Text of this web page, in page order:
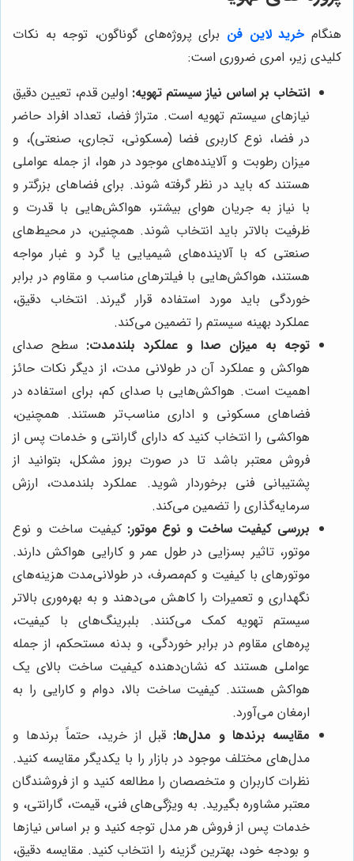
هنگام خرید لاین فن برای پروژه‌های گوناگون، توجه به نکات
کلیدی زیر، امری ضروری است:
انتخاب بر اساس نیاز سیستم تهویه: اولین قدم، تعیین دقیق
نیازهای سیستم تهویه است. متراژ فضا، تعداد افراد حاضر
در فضا، نوع کاربری فضا (مسکونی، تجاری، صنعتی)، و
میزان رطوبت و آلاینده‌های موجود در هوا، از جمله عواملی
هستند که باید در نظر گرفته شوند. برای فضاهای بزرگتر و
با نیاز به جریان هوای بیشتر، هواکش‌هایی با قدرت و
ظرفیت بالاتر باید انتخاب شوند. همچنین، در محیط‌های
صنعتی که با آلاینده‌های شیمیایی یا گرد و غبار مواجه
هستند، هواکش‌هایی با فیلترهای مناسب و مقاوم در برابر
خوردگی باید مورد استفاده قرار گیرند. انتخاب دقیق،
عملکرد بهینه سیستم را تضمین می‌کند.
توجه به میزان صدا و عملکرد بلندمدت: سطح صدای
هواکش و عملکرد آن در طولانی مدت، از دیگر نکات حائز
اهمیت است. هواکش‌هایی با صدای کم، برای استفاده در
فضاهای مسکونی و اداری مناسب‌تر هستند. همچنین،
هواکشی را انتخاب کنید که دارای گارانتی و خدمات پس از
فروش معتبر باشد تا در صورت بروز مشکل، بتوانید از
پشتیبانی فنی برخوردار شوید. عملکرد بلندمدت، ارزش
سرمایه‌گذاری را تضمین می‌کند.
بررسی کیفیت ساخت و نوع موتور: کیفیت ساخت و نوع
موتور، تاثیر بسزایی در طول عمر و کارایی هواکش دارند.
موتورهای با کیفیت و کم‌مصرف، در طولانی‌مدت هزینه‌های
نگهداری و تعمیرات را کاهش می‌دهند و به بهره‌وری بالاتر
سیستم تهویه کمک می‌کنند. بلبرینگ‌های با کیفیت،
پره‌های مقاوم در برابر خوردگی، و بدنه مستحکم، از جمله
عواملی هستند که نشان‌دهنده کیفیت ساخت بالای یک
هواکش هستند. کیفیت ساخت بالا، دوام و کارایی را به
ارمغان می‌آورد.
مقایسه برندها و مدل‌ها: قبل از خرید، حتماً برندها و
مدل‌های مختلف موجود در بازار را با یکدیگر مقایسه کنید.
نظرات کاربران و متخصصان را مطالعه کنید و از فروشندگان
معتبر مشاوره بگیرید. به ویژگی‌های فنی، قیمت، گارانتی، و
خدمات پس از فروش هر مدل توجه کنید و بر اساس نیازها
و بودجه خود، بهترین گزینه را انتخاب کنید. مقایسه دقیق،